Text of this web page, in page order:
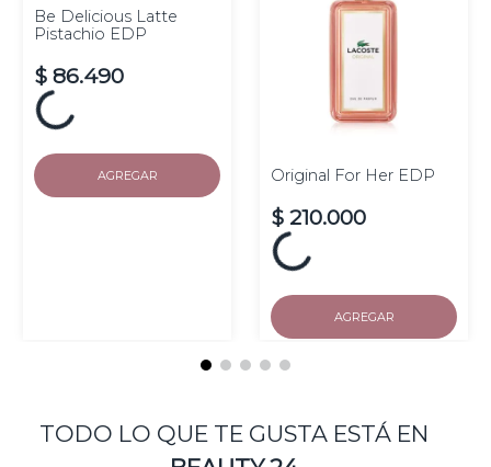
Be Delicious Latte
Pistachio EDP
$ 86.490
Hasta
interés
AGREGAR Original For Her EDP
$ 210.000
Hasta
interés
AGREGAR
TODO LO QUE TE GUSTA ESTÁ EN